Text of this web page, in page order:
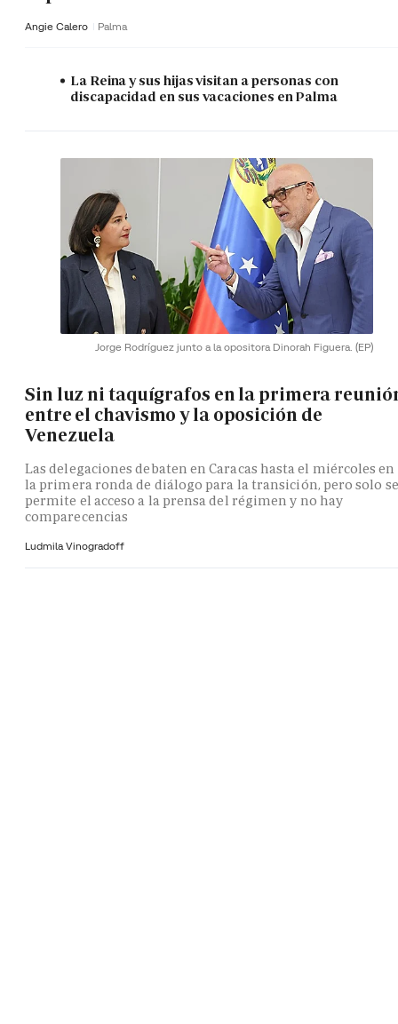
Angie Calero Palma
La Reina y sus hijas visitan a personas con
discapacidad en sus vacaciones en Palma
Jorge Rodríguez junto a la opositora Dinorah Figuera. (EP)
Sin luz ni taquígrafos en la primera
entre el chavismo y la oposición de
Venezuela
Las delegaciones debaten en Caracas hasta el miércoles en
la primera ronda de diálogo para la transición, pero solo se
permite el acceso a la prensa del régimen y no hay
comparecencias
Ludmila Vinogradoff